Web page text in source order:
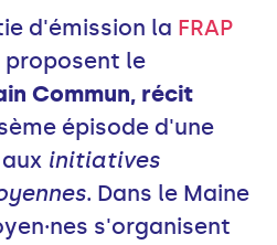
d'émission la FRAP
proposent le
Commun, récit
épisode d'une
initiatives
. Dans le Maine
s'organisent